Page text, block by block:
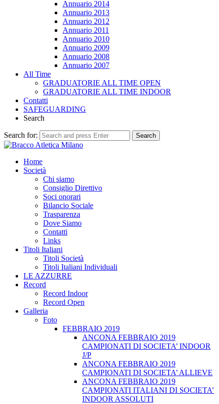
Annuario 2014
Annuario 2013
Annuario 2012
Annuario 2011
Annuario 2010
Annuario 2009
Annuario 2008
Annuario 2007
All Time
GRADUATORIE ALL TIME OPEN
GRADUATORIE ALL TIME INDOOR
Contatti
SAFEGUARDING
Search
Search for: Search
Home
Società
Chi siamo
Consiglio Direttivo
Soci onorari
Bilancio Sociale
Trasparenza
Dove Siamo
Contatti
Links
Titoli Italiani
Titoli Società
Titoli Italiani Individuali
LE AZZURRE
Record
Record Indoor
Record Open
Galleria
Foto
FEBBRAIO 2019
ANCONA FEBBRAIO 2019
CAMPIONATI DI SOCIETA’ INDOOR
J/P
ANCONA FEBBRAIO 2019
CAMPIONATI DI SOCIETA’ ALLIEVE
ANCONA FEBBRAIO 2019
CAMPIONATI ITALIANI DI SOCIETA’
INDOOR ASSOLUTI